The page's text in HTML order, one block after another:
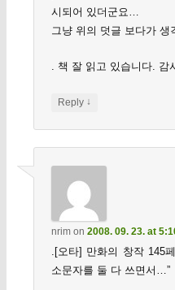
시되어 있더군요…
그냥 위의 덧글 보다가 생
. 책 잘 읽고 있습니다. 감
Reply ↓
nrimon 2008. 09. 23. at
.[오타] 만화의 창작 145
소문자를 둘 다 쓰면서…”